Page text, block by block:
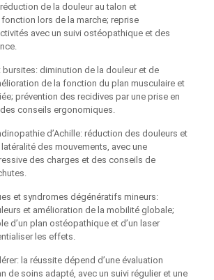
de la douleur au talon et
lors de la marche; reprise
avec un suivi ostéopathique et des
diminution de la douleur et de
de la fonction du plan musculaire et
prévention des recidives par une prise en
conseils ergonomiques.
d’Achille: réduction des douleurs et
des mouvements, avec une
des charges et des conseils de
et syndromes dégénératifs mineurs:
et amélioration de la mobilité globale;
d’un plan ostéopathique et d’un laser
les effets.
la réussite dépend d’une évaluation
de soins adapté, avec un suivi régulier et une